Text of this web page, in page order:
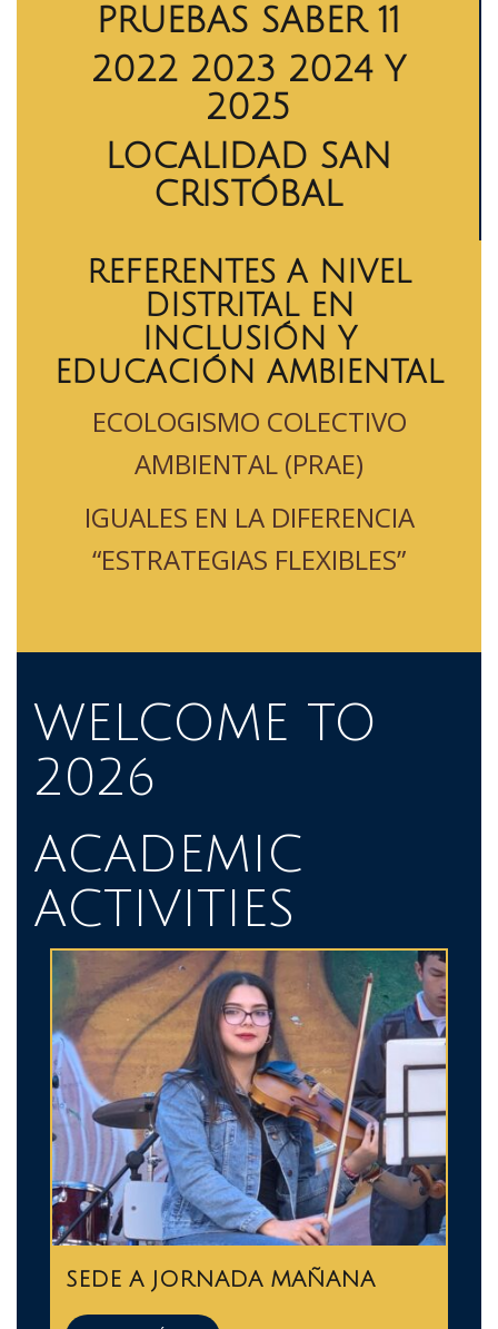
PRUEBAS SABER 11
2022 2023 2024 Y
2025
LOCALIDAD SAN
CRISTÓBAL
REFERENTES A NIVEL
DISTRITAL EN
INCLUSIÓN Y
EDUCACIÓN AMBIENTAL
ECOLOGISMO COLECTIVO
AMBIENTAL (PRAE)
IGUALES EN LA DIFERENCIA
“ESTRATEGIAS FLEXIBLES”
WELCOME TO
2026
ACADEMIC
ACTIVITIES
SEDE A JORNADA MAÑANA